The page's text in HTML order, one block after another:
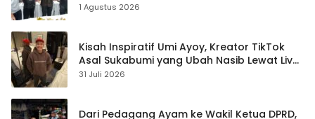
1 Agustus 2026
Kisah Inspiratif Umi Ayoy, Kreator TikTok
Asal Sukabumi yang Ubah Nasib Lewat Live
Streaming
31 Juli 2026
Dari Pedagang Ayam ke Wakil Ketua DPRD,